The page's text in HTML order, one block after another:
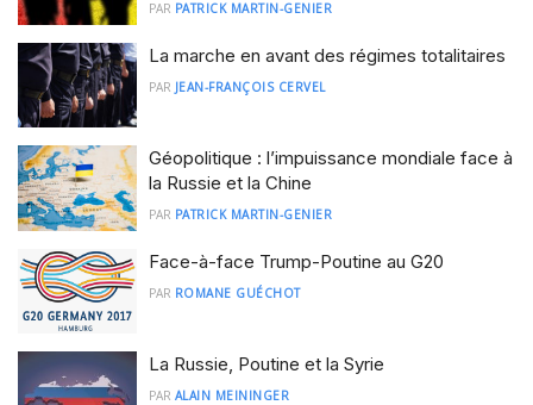
PAR PATRICK MARTIN-GENIER
La marche en avant des régimes totalitaires
PAR JEAN-FRANÇOIS CERVEL
Géopolitique : l’impuissance mondiale face à
la Russie et la Chine
PAR PATRICK MARTIN-GENIER
Face-à-face Trump-Poutine au G20
PAR ROMANE GUÉCHOT
La Russie, Poutine et la Syrie
PAR ALAIN MEININGER